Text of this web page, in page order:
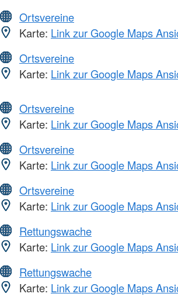
Ortsvereine
Karte: Link zur Google Maps
Ortsvereine
Karte: Link zur Google Maps
Ortsvereine
Karte: Link zur Google Maps
Ortsvereine
Karte: Link zur Google Maps
Ortsvereine
Karte: Link zur Google Maps
Rettungswache
Karte: Link zur Google Maps
Rettungswache
Karte: Link zur Google Maps